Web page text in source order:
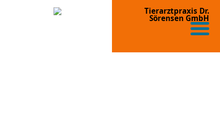
Tierarztpraxis Dr.
Sörensen GmbH